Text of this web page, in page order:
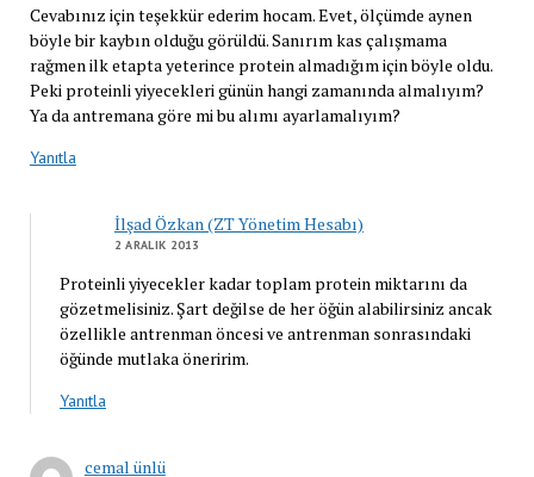
Cevabınız için teşekkür ederim hocam. Evet, ölçümde aynen
böyle bir kaybın olduğu görüldü. Sanırım kas çalışmama
rağmen ilk etapta yeterince protein almadığım için böyle oldu.
Peki proteinli yiyecekleri günün hangi zamanında almalıyım?
Ya da antremana göre mi bu alımı ayarlamalıyım?
Yanıtla
İlşad Özkan (ZT Yönetim Hesabı)
2 ARALIK 2013
Proteinli yiyecekler kadar toplam protein miktarını da
gözetmelisiniz. Şart değilse de her öğün alabilirsiniz ancak
özellikle antrenman öncesi ve antrenman sonrasındaki
öğünde mutlaka öneririm.
Yanıtla
cemal ünlü